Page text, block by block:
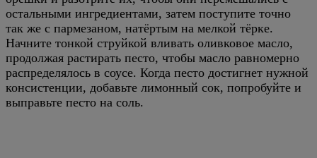
остальными ингредиентами, затем поступите точно
так же с пармезаном, натёртым на мелкой тёрке.
Начните тонкой струйкой вливать оливковое масло,
продолжая растирать песто, чтобы масло равномерно
распределялось в соусе. Когда песто достигнет нужной
консистенции, добавьте лимонный сок, попробуйте и
выправьте песто на соль.